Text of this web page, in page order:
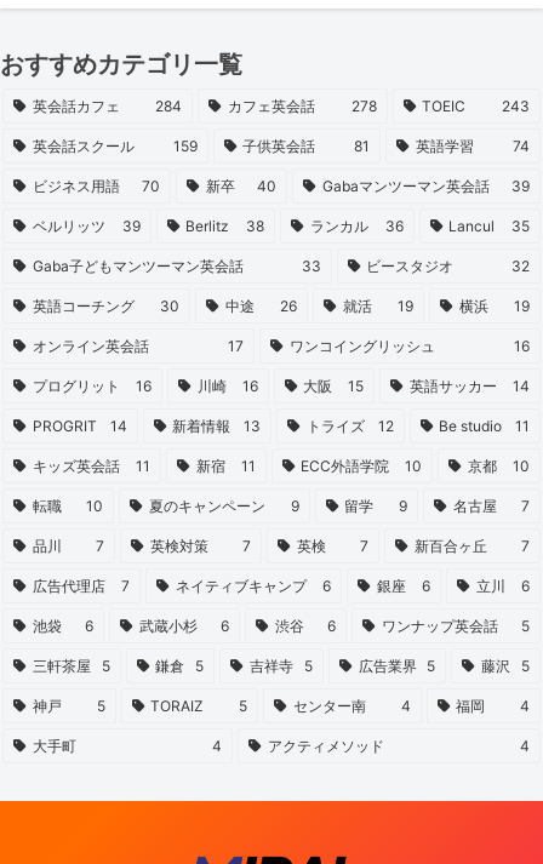
おすすめカテゴリ一覧
英会話カフェ 284 カフェ英会話 278 TOEIC 243
英会話スクール 159 子供英会話 81 英語学習 74
ビジネス用語 70 新卒 40 Gabaマンツーマン英会話 39
ベルリッツ 39 Berlitz 38 ランカル 36 Lancul 35
Gaba子どもマンツーマン英会話 33 ビースタジオ 32
英語コーチング 30 中途 26 就活 19 横浜 19
オンライン英会話 17 ワンコイングリッシュ 16
プログリット 16 川崎 16 大阪 15 英語サッカー 14
PROGRIT 14 新着情報 13 トライズ 12 Be studio 11
キッズ英会話 11 新宿 11 ECC外語学院 10 京都 10
転職 10 夏のキャンペーン 9 留学 9 名古屋 7
品川 7 英検対策 7 英検 7 新百合ヶ丘 7
広告代理店 7 ネイティブキャンプ 6 銀座 6 立川 6
池袋 6 武蔵小杉 6 渋谷 6 ワンナップ英会話 5
三軒茶屋 5 鎌倉 5 吉祥寺 5 広告業界 5 藤沢 5
神戸 5 TORAIZ 5 センター南 4 福岡 4
大手町 4 アクティメソッド 4